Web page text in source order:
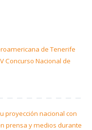
de Tenerife
Concurso Nacional de
proyección nacional con
prensa y medios durante